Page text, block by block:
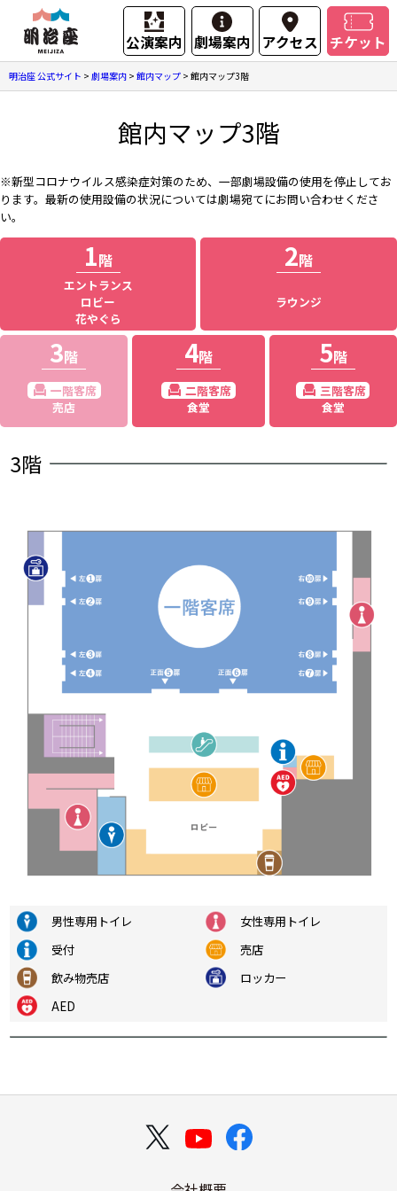
公演案内 劇場案内 アクセス チケット
明治座 公式サイト > 劇場案内 > 館内マップ > 館内マップ3階
館内マップ3階
※新型コロナウイルス感染症対策のため、一部劇場設備の使用を停止してお
ります。最新の使用設備の状況については劇場宛てにお問い合わせくださ
い。
1階
エントランス
ロビー
花やぐら
2階
ラウンジ
3階
一階客席
売店
4階
二階客席
食堂
5階
三階客席
食堂
3階
男性専用トイレ
受付
飲み物売店
AED
女性専用トイレ
売店
ロッカー